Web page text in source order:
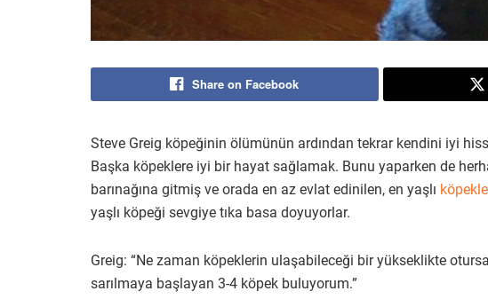
Share on Facebook
Steve Greig köpeğinin ölümünün ardından tekrar kendini iyi
Başka köpeklere iyi bir hayat sağlamak. Bunu yaparken de
barınağına gitmiş ve orada en az evlat edinilen, en yaşlı
yaşlı köpeği sevgiye tıka basa doyuyorlar.
Greig: “Ne zaman köpeklerin ulaşabileceği bir yükseklikte
sarılmaya başlayan 3-4 köpek buluyorum.”